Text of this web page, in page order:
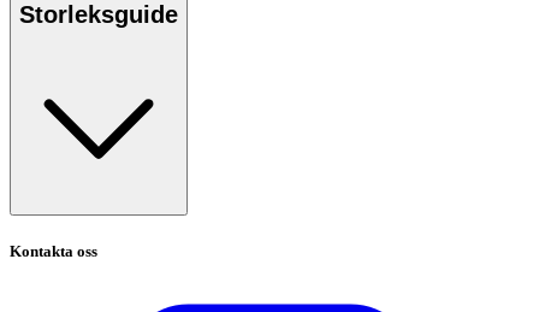
Storleksguide
Kontakta oss